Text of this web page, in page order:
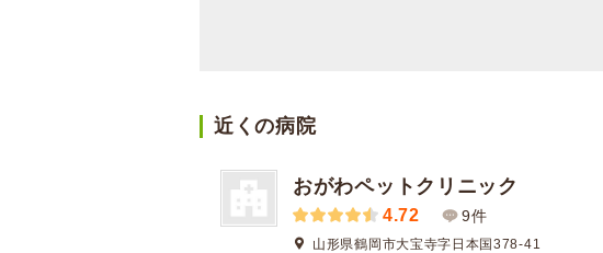
近くの病院
おがわペットクリニック
4.72 9件
山形県鶴岡市大宝寺字日本国378-41